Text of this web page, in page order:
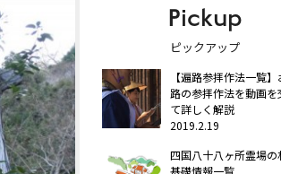
Pickup
ピックアップ
【遍路参拝作法一覧
路の参拝作法を動画を
て詳しく解説
2019.2.19
四国八十八ヶ所霊場の